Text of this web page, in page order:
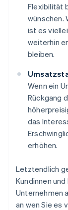
Flexibilität
wünschen.
ist es
weiterhin
bleiben.
Wenn ein
Rückgang
das
erhöhen.
Letztendlich
Kundinnen
Unternehmen
an wen Sie es